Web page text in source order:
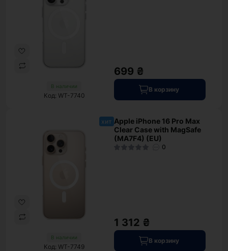
В наличии
Код: WT-7740
699 ₴
В корзину
хит
В наличии
Код: WT-7749
Apple iPhone 16 Pro Max
Clear Case with MagSafe
(MA7F4) (EU)
0
1 312 ₴
В корзину